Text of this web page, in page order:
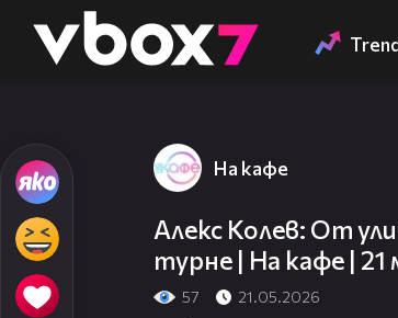
👾
На кафе
Алекс Колев: От
турне | На кафе | 21
57 21.05.2026